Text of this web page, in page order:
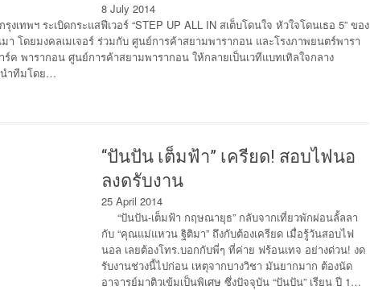
8 July 2014
เทพฯ ระเบิดกระแสฟีเวอร์ “STEP UP ALL IN สเต็บโดนใจ หัวใจโดนเธอ 5” ของ
า โดยมงคลเมเจอร์ ร่วมกับ ศูนย์การค้าสยามพารากอน และโรงภาพยนตร์พารา
ค พารากอน ศูนย์การค้าสยามพารากอน ให้กลายเป็นเวทีแบทเทิลใจกลาง
นำทีมโดย…
“ปันปัน เต็มฟ้า” เครียด! สอบไฟนอ
ลงดรับงาน
25 April 2014
“ปันปัน-เต็มฟ้า กฤษณายุธ” กลับจากเที่ยวพักผ่อนลั้ลลา
กับ “คุณแม่แหวน ฐิติมา” ถึงกับต้องเครียด เมื่อรู้วันสอบไฟ
นอล เลยต้องโทร.บอกกับพี่ๆ ที่ค่าย ฟร้อนเทจ อย่างด่วน! งด
รับงานช่วงนี้ไปก่อน เหตุจากบางวิชา มันยากมาก ต้องนัด
อาจารย์มาติวเข้มเป็นพิเศษ ซึ่งปัจจุบัน “ปันปัน” เรียน ปี 1…